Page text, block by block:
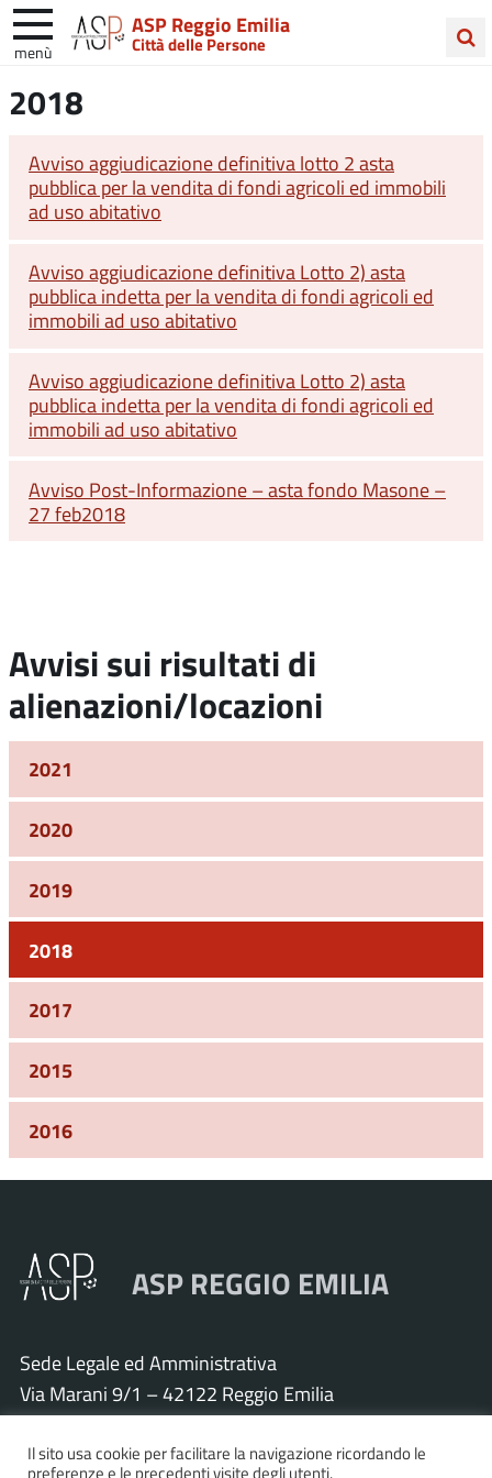
ASP Reggio Emilia
Città delle Persone
menù
nel2018
Avviso aggiudicazione definitiva lotto 2 asta
pubblica per la vendita di fondi agricoli ed immobili
ad uso abitativo
Avviso aggiudicazione definitiva Lotto 2) asta
pubblica indetta per la vendita di fondi agricoli ed
immobili ad uso abitativo
Avviso aggiudicazione definitiva Lotto 2) asta
pubblica indetta per la vendita di fondi agricoli ed
immobili ad uso abitativo
Avviso Post-Informazione – asta fondo Masone –
27 feb2018
Avvisi sui risultati di
alienazioni/locazioni
2021
2020
2019
2018
2017
2015
2016
ASP REGGIO EMILIA
Sede Legale ed Amministrativa
Via Marani 9/1 – 42122 Reggio Emilia
Tel. 0522 571011 – Fax 0522 571030
Cod. Fisc. e P.IVA 01925120352
Il sito usa cookie per facilitare la navigazione ricordando le
preferenze e le precedenti visite degli utenti.